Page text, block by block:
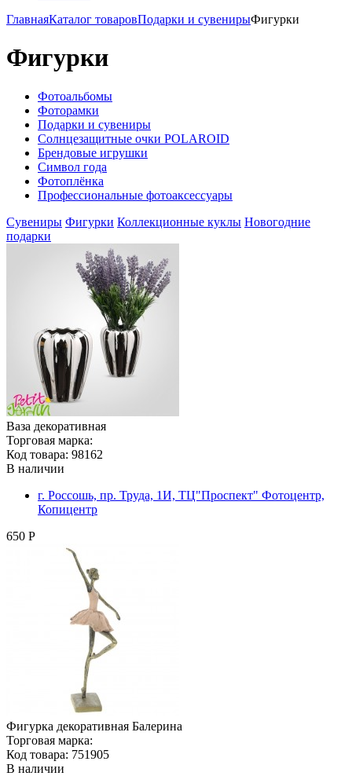
ГлавнаяКаталог товаровПодарки и сувенирыФигурки
Фигурки
Фотоальбомы
Фоторамки
Подарки и сувениры
Солнцезащитные очки POLAROID
Брендовые игрушки
Символ года
Фотоплёнка
Профессиональные фотоаксессуары
Сувениры Фигурки Коллекционные куклы Новогодние
подарки
Ваза декоративная
Торговая марка:
Код товара: 98162
В наличии
г. Россошь, пр. Труда, 1И, ТЦ"Проспект" Фотоцентр,
Копицентр
650 Р
Фигурка декоративная Балерина
Торговая марка:
Код товара: 751905
В наличии